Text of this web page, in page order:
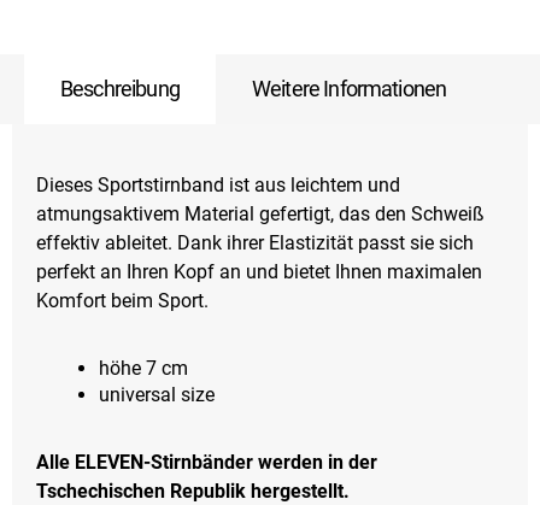
Beschreibung Weitere Informationen
Dieses Sportstirnband ist aus leichtem und
atmungsaktivem Material gefertigt, das den Schweiß
effektiv ableitet. Dank ihrer Elastizität passt sie sich
perfekt an Ihren Kopf an und bietet Ihnen maximalen
Komfort beim Sport.
höhe 7 cm
universal size
Alle ELEVEN-Stirnbänder werden in der
Tschechischen Republik hergestellt.